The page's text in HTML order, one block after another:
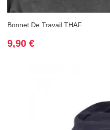
Bonnet De Travail THAF
Prix
9,90 €